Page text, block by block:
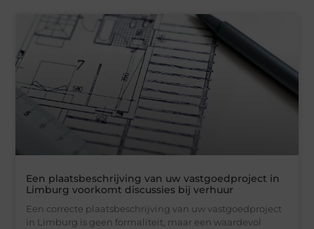
Een plaatsbeschrijving van uw vastgoedproject in
Limburg voorkomt discussies bij verhuur
Een correcte plaatsbeschrijving van uw vastgoedproject
in Limburg is geen formaliteit, maar een waardevol